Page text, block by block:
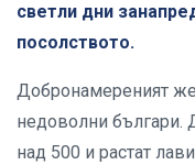
светли дни
посолството.
Добронамереният
недоволни българи.
над 500 и растат